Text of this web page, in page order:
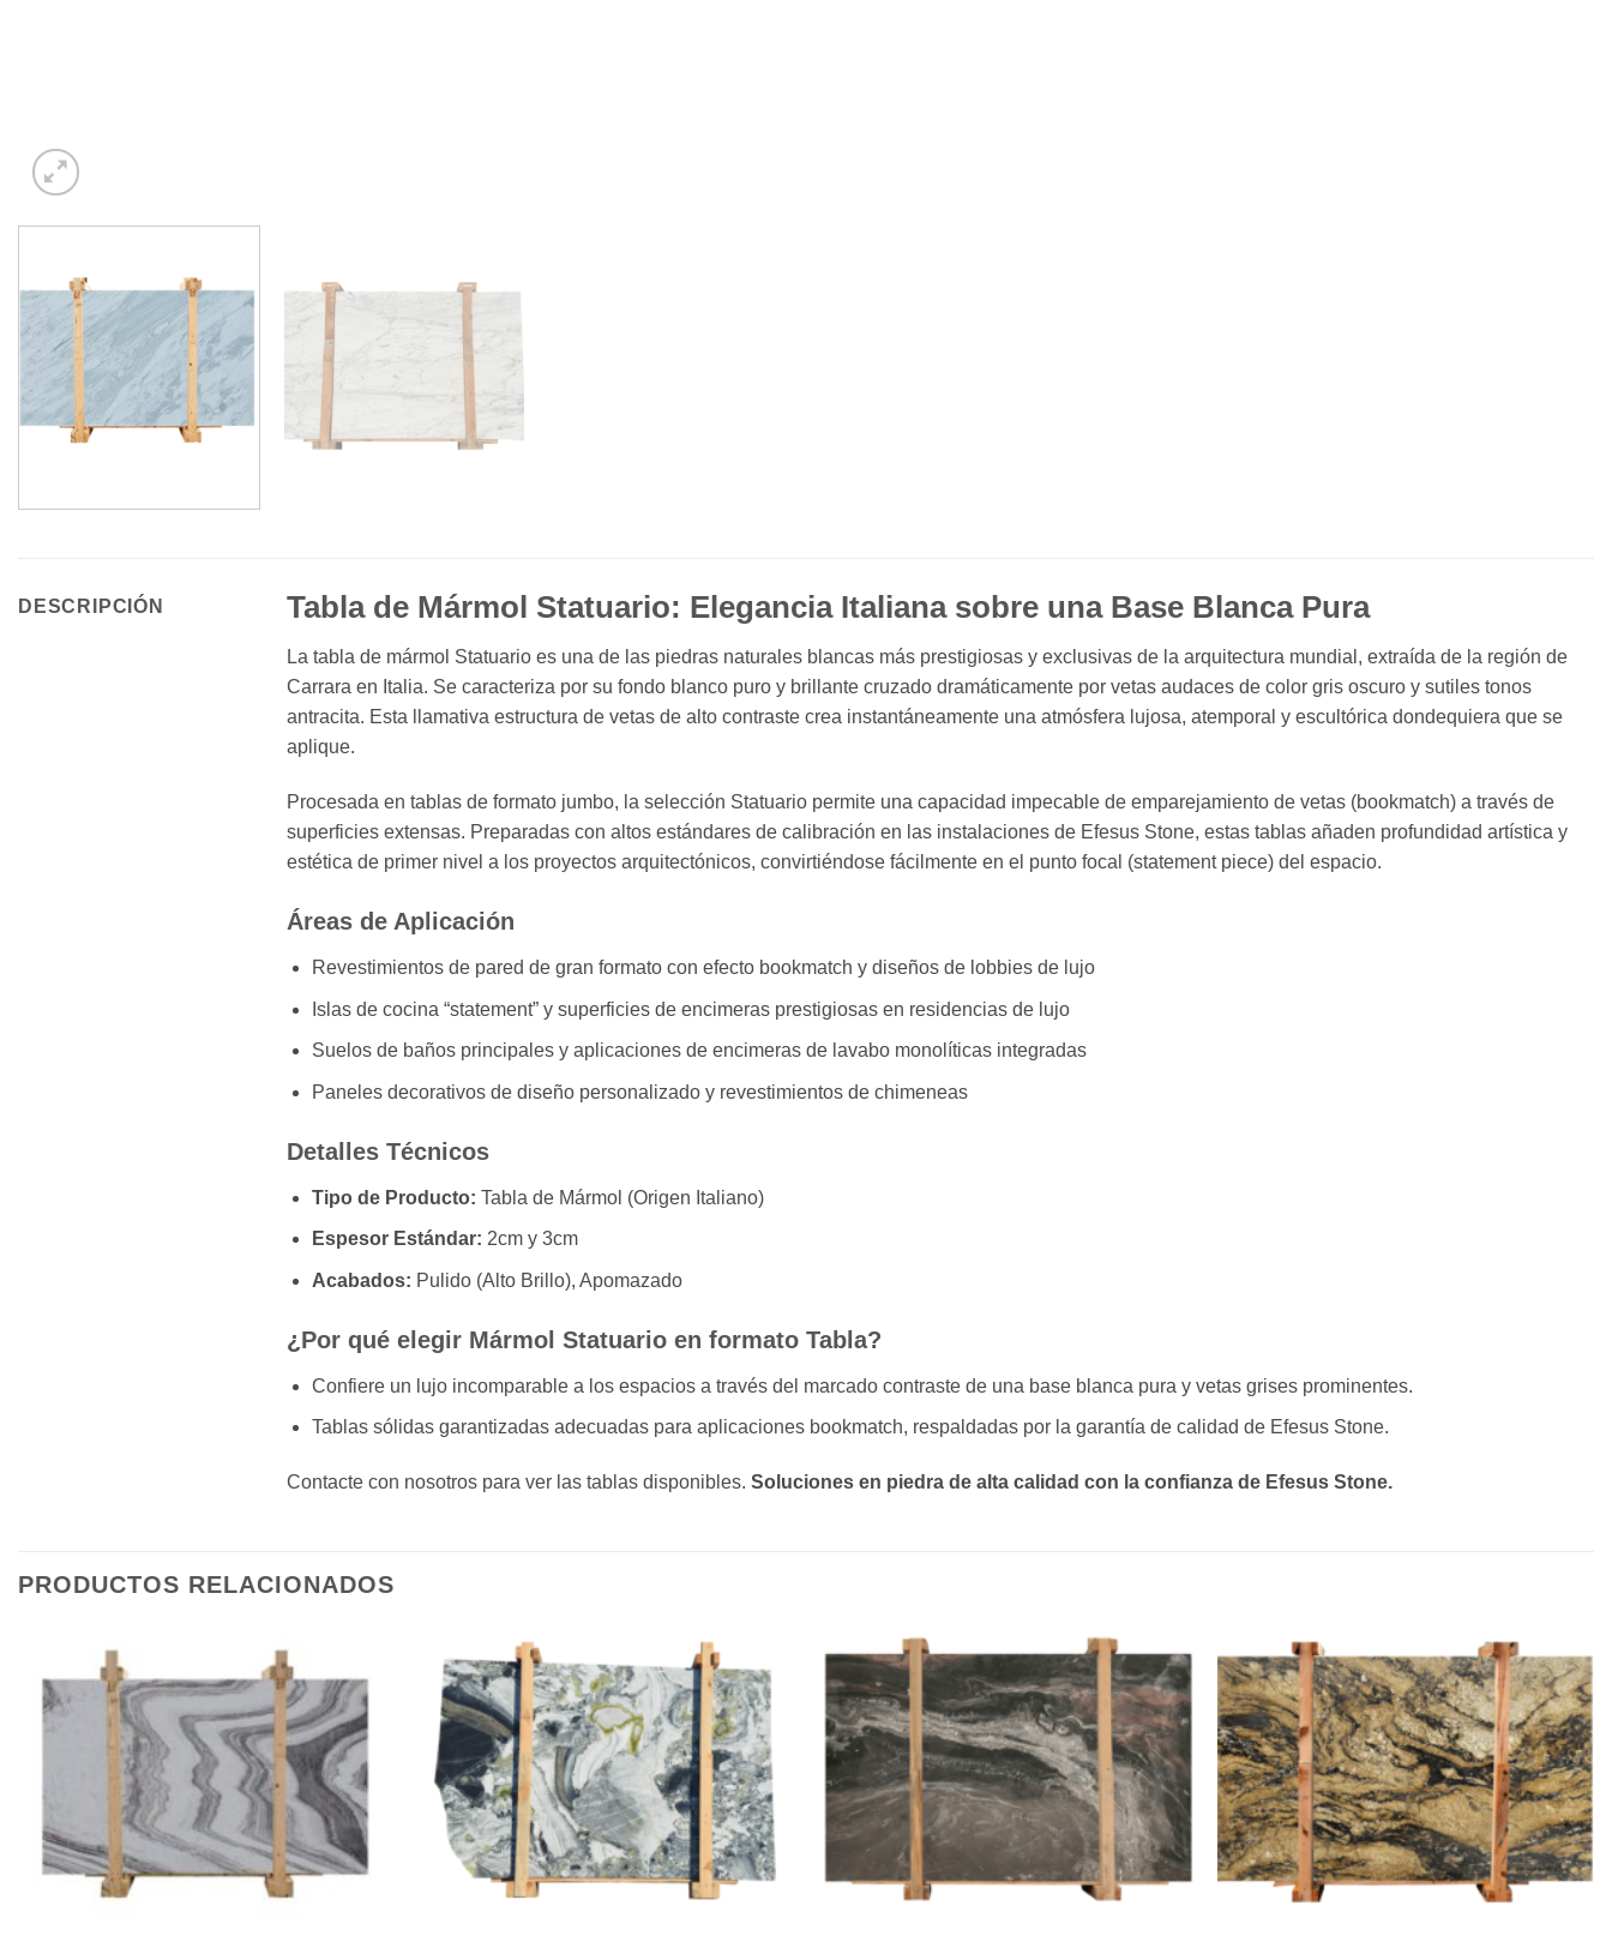
DESCRIPCIÓN Tabla de Mármol Statuario: Elegancia Italiana sobre una Base Blanca Pura
La tabla de mármol Statuario es una de las piedras naturales blancas más prestigiosas y exclusivas de la arquitectura mundial, extraída de la región de
Carrara en Italia. Se caracteriza por su fondo blanco puro y brillante cruzado dramáticamente por vetas audaces de color gris oscuro y sutiles tonos
antracita. Esta llamativa estructura de vetas de alto contraste crea instantáneamente una atmósfera lujosa, atemporal y escultórica dondequiera que se
aplique.
Procesada en tablas de formato jumbo, la selección Statuario permite una capacidad impecable de emparejamiento de vetas (bookmatch) a través de
superficies extensas. Preparadas con altos estándares de calibración en las instalaciones de Efesus Stone, estas tablas añaden profundidad artística y
estética de primer nivel a los proyectos arquitectónicos, convirtiéndose fácilmente en el punto focal (statement piece) del espacio.
Áreas de Aplicación
Revestimientos de pared de gran formato con efecto bookmatch y diseños de lobbies de lujo
Islas de cocina “statement” y superficies de encimeras prestigiosas en residencias de lujo
Suelos de baños principales y aplicaciones de encimeras de lavabo monolíticas integradas
Paneles decorativos de diseño personalizado y revestimientos de chimeneas
Detalles Técnicos
Tipo de Producto: Tabla de Mármol (Origen Italiano)
Espesor Estándar: 2cm y 3cm
Acabados: Pulido (Alto Brillo), Apomazado
¿Por qué elegir Mármol Statuario en formato Tabla?
Confiere un lujo incomparable a los espacios a través del marcado contraste de una base blanca pura y vetas grises prominentes.
Tablas sólidas garantizadas adecuadas para aplicaciones bookmatch, respaldadas por la garantía de calidad de Efesus Stone.
Contacte con nosotros para ver las tablas disponibles. Soluciones en piedra de alta calidad con la confianza de Efesus Stone.
PRODUCTOS RELACIONADOS